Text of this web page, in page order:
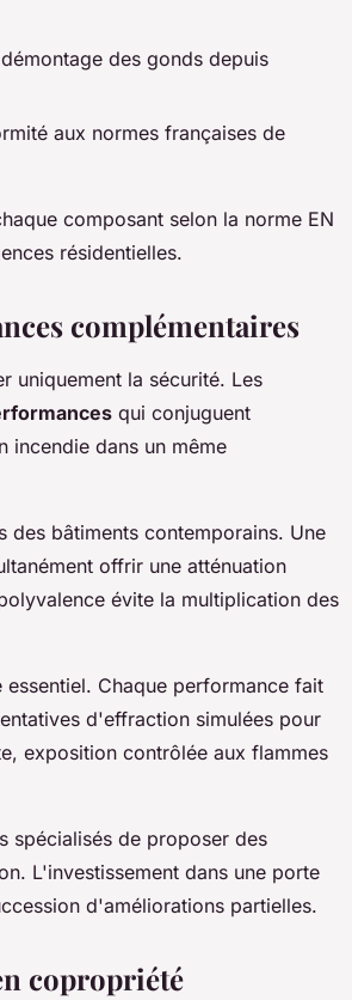
des gonds depuis
aux normes françaises de
composant selon la norme EN
résidentielles.
complémentaires
uniquement la sécurité. Les
qui conjuguent
incendie dans un même
des bâtiments contemporains. Une
offrir une atténuation
évite la multiplication des
Chaque performance fait
d'effraction simulées pour
exposition contrôlée aux flammes
spécialisés de proposer des
L'investissement dans une porte
d'améliorations partielles.
copropriété